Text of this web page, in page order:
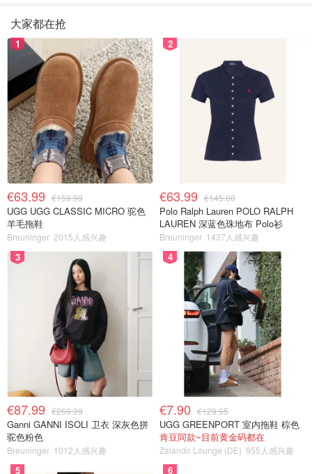
大家都在抢
1
€63.99 €159.99
UGG UGG CLASSIC MICRO 驼色
羊毛拖鞋
Breuninger 2015人感兴趣
2
€63.99 €145.00
Polo Ralph Lauren POLO RALPH
LAUREN 深蓝色珠地布 Polo衫
Breuninger 1437人感兴趣
3
€87.99 €269.99
Ganni GANNI ISOLI 卫衣 深灰色拼
驼色粉色
Breuninger 1012人感兴趣
4
€7.90 €129.95
UGG GREENPORT 室内拖鞋 棕色
肯豆同款~目前黄金码都在
Zalando Lounge (DE) 955人感兴趣
5 6